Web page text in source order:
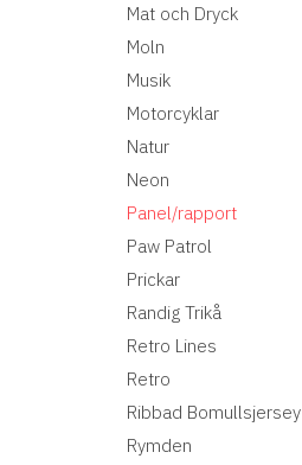
Mat och Dryck
Moln
Musik
Motorcyklar
Natur
Neon
Panel/rapport
Paw Patrol
Prickar
Randig Trikå
Retro Lines
Retro
Ribbad Bomullsjersey
Rymden